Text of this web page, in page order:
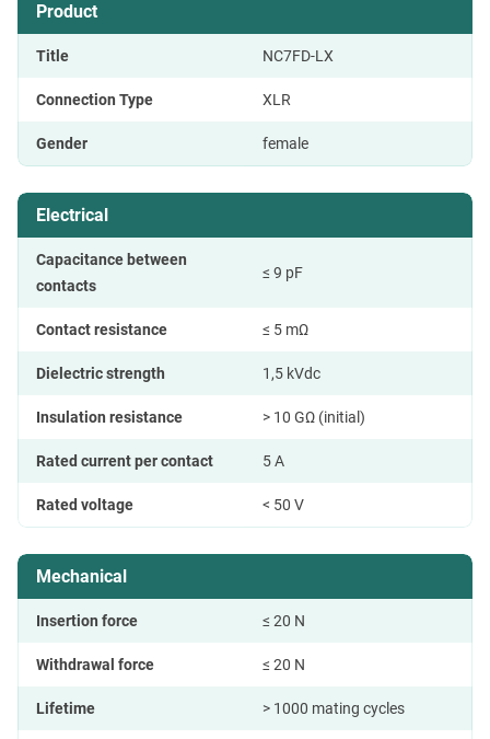
Product
Title NC7FD-LX
Connection Type XLR
Gender female
Electrical
Capacitance between
contacts
≤ 9 pF
Contact resistance ≤ 5 mΩ
Dielectric strength 1,5 kVdc
Insulation resistance > 10 GΩ (initial)
Rated current per contact 5 A
Rated voltage < 50 V
Mechanical
Insertion force ≤ 20 N
Withdrawal force ≤ 20 N
Lifetime > 1000 mating cycles